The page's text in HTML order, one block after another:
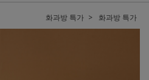
화과방 특가 화과방 특가